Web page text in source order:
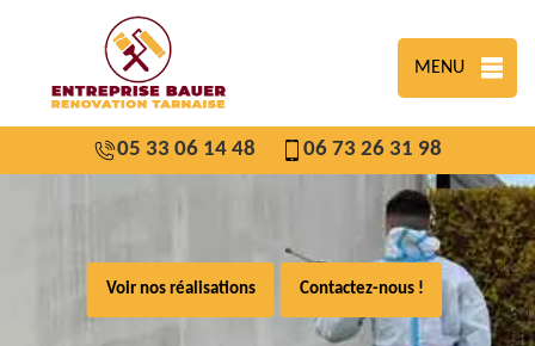
MENU
05 33 06 14 48 06 73 26 31 98
Voir nos réalisations Contactez-nous !